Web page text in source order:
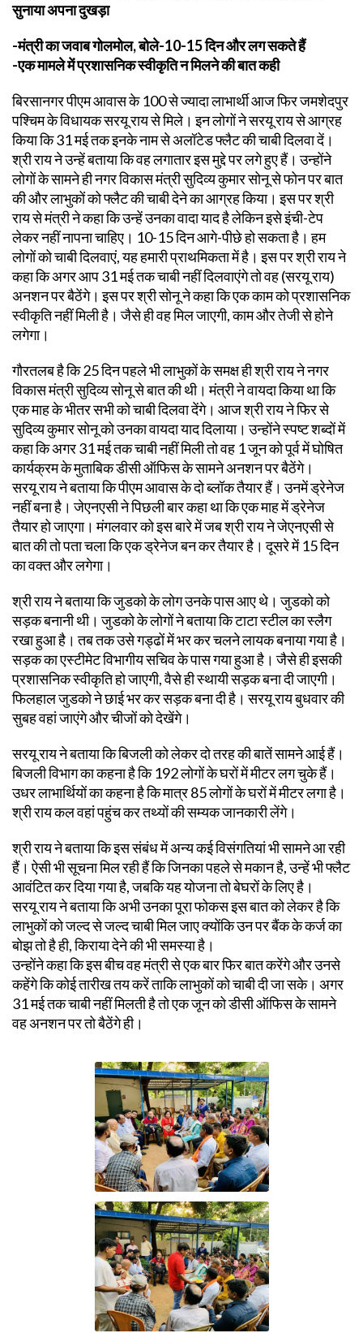
सुनाया अपना दुखड़ा
-मंत्री का जवाब गोलमोल, बोले-10-15 दिन और लग सकते हैं
-एक मामले में प्रशासनिक स्वीकृति न मिलने की बात कही
बिरसानगर पीएम आवास के 100 से ज्यादा लाभार्थी आज फिर जमशेदपुर
पश्चिम के विधायक सरयू राय से मिले। इन लोगों ने सरयू राय से आग्रह
किया कि 31 मई तक इनके नाम से अलॉटेड फ्लैट की चाबी दिलवा दें।
श्री राय ने उन्हें बताया कि वह लगातार इस मुद्दे पर लगे हुए हैं। उन्होंने
लोगों के सामने ही नगर विकास मंत्री सुदिव्य कुमार सोनू से फोन पर बात
की और लाभुकों को फ्लैट की चाबी देने का आग्रह किया। इस पर श्री
राय से मंत्री ने कहा कि उन्हें उनका वादा याद है लेकिन इसे इंची-टेप
लेकर नहीं नापना चाहिए। 10-15 दिन आगे-पीछे हो सकता है। हम
लोगों को चाबी दिलवाएं, यह हमारी प्राथमिकता में है। इस पर श्री राय ने
कहा कि अगर आप 31 मई तक चाबी नहीं दिलवाएंगे तो वह (सरयू राय)
अनशन पर बैठेंगे। इस पर श्री सोनू ने कहा कि एक काम को प्रशासनिक
स्वीकृति नहीं मिली है। जैसे ही वह मिल जाएगी, काम और तेजी से होने
लगेगा।
गौरतलब है कि 25 दिन पहले भी लाभुकों के समक्ष ही श्री राय ने नगर
विकास मंत्री सुदिव्य सोनू से बात की थी। मंत्री ने वायदा किया था कि
एक माह के भीतर सभी को चाबी दिलवा देंगे। आज श्री राय ने फिर से
सुदिव्य कुमार सोनू को उनका वायदा याद दिलाया। उन्होंने स्पष्ट शब्दों में
कहा कि अगर 31 मई तक चाबी नहीं मिली तो वह 1 जून को पूर्व में घोषित
कार्यक्रम के मुताबिक डीसी ऑफिस के सामने अनशन पर बैठेंगे।
सरयू राय ने बताया कि पीएम आवास के दो ब्लॉक तैयार हैं। उनमें ड्रेनेज
नहीं बना है। जेएनएसी ने पिछली बार कहा था कि एक माह में ड्रेनेज
तैयार हो जाएगा। मंगलवार को इस बारे में जब श्री राय ने जेएनएसी से
बात की तो पता चला कि एक ड्रेनेज बन कर तैयार है। दूसरे में 15 दिन
का वक्त और लगेगा।
श्री राय ने बताया कि जुडको के लोग उनके पास आए थे। जुडको को
सड़क बनानी थी। जुडको के लोगों ने बताया कि टाटा स्टील का स्लैग
रखा हुआ है। तब तक उसे गड्ढों में भर कर चलने लायक बनाया गया है।
सड़क का एस्टीमेट विभागीय सचिव के पास गया हुआ है। जैसे ही इसकी
प्रशासनिक स्वीकृति हो जाएगी, वैसे ही स्थायी सड़क बना दी जाएगी।
फिलहाल जुडको ने छाई भर कर सड़क बना दी है। सरयू राय बुधवार की
सुबह वहां जाएंगे और चीजों को देखेंगे।
सरयू राय ने बताया कि बिजली को लेकर दो तरह की बातें सामने आई हैं।
बिजली विभाग का कहना है कि 192 लोगों के घरों में मीटर लग चुके हैं।
उधर लाभार्थियों का कहना है कि मात्र 85 लोगों के घरों में मीटर लगा है।
श्री राय कल वहां पहुंच कर तथ्यों की सम्यक जानकारी लेंगे।
श्री राय ने बताया कि इस संबंध में अन्य कई विसंगतियां भी सामने आ रही
हैं। ऐसी भी सूचना मिल रही हैं कि जिनका पहले से मकान है, उन्हें भी फ्लैट
आवंटित कर दिया गया है, जबकि यह योजना तो बेघरों के लिए है।
सरयू राय ने बताया कि अभी उनका पूरा फोकस इस बात को लेकर है कि
लाभुकों को जल्द से जल्द चाबी मिल जाए क्योंकि उन पर बैंक के कर्ज का
बोझ तो है ही, किराया देने की भी समस्या है।
उन्होंने कहा कि इस बीच वह मंत्री से एक बार फिर बात करेंगे और उनसे
कहेंगे कि कोई तारीख तय करें ताकि लाभुकों को चाबी दी जा सके। अगर
31 मई तक चाबी नहीं मिलती है तो एक जून को डीसी ऑफिस के सामने
वह अनशन पर तो बैठेंगे ही।